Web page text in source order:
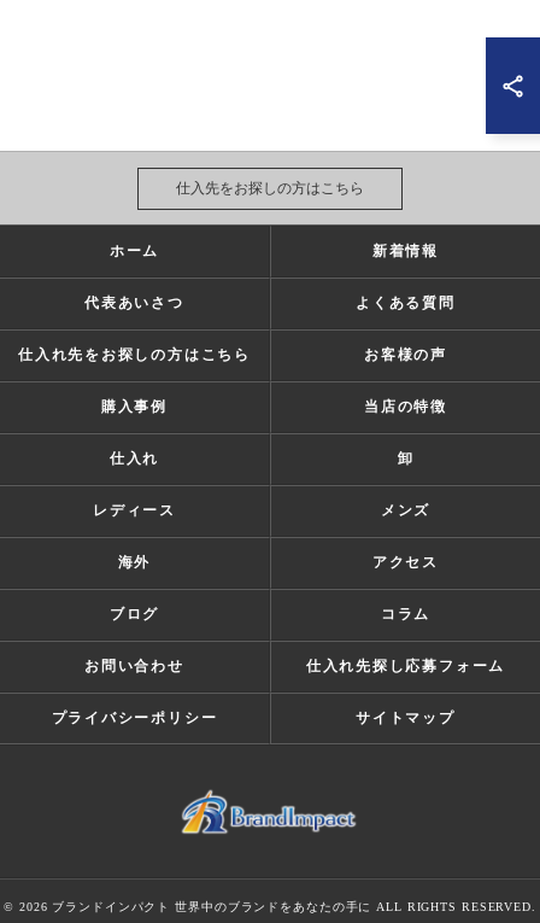
仕入先をお探しの方はこちら
ホーム 新着情報
代表あいさつ よくある質問
仕入れ先をお探しの方はこちら お客様の声
購入事例 当店の特徴
仕入れ 卸
レディース メンズ
海外 アクセス
ブログ コラム
お問い合わせ 仕入れ先探し応募フォーム
プライバシーポリシー サイトマップ
© 2026 ブランドインパクト 世界中のブランドをあなたの手に ALL RIGHTS RESERVED.